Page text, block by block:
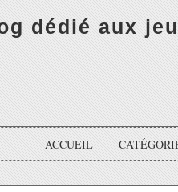
dédié aux
ACCUEIL